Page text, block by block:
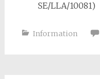
SE/LLA/10081)
Information